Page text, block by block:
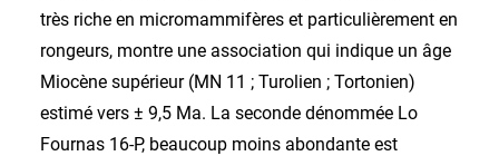
très riche en micromammifères et particulièrement en
rongeurs, montre une association qui indique un âge
Miocène supérieur (MN 11 ; Turolien ; Tortonien)
estimé vers ± 9,5 Ma. La seconde dénommée Lo
Fournas 16-P, beaucoup moins abondante est